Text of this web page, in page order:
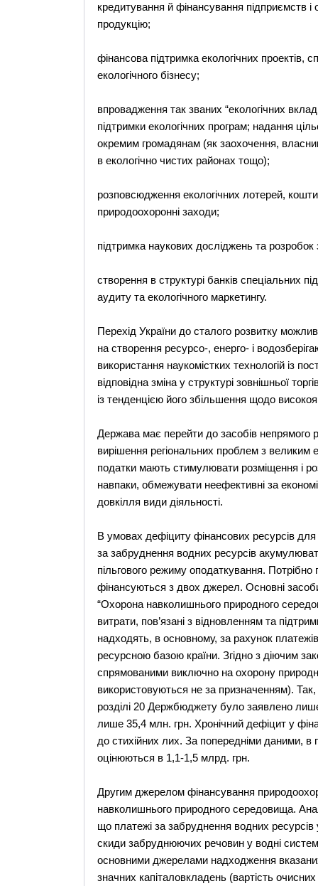
кредитування й фінансування підприємств і
продукцію;
фінансова підтримка екологічних
екологічного бізнесу;
впровадження так званих “екологічних
підтримки екологічних програм; надання
окремим громадянам (як заохочення,
в екологічно чистих районах тощо);
розповсюдження екологічних лотерей,
природоохоронні заходи;
підтримка наукових досліджень та
створення в структурі банків спеціальних
аудиту та екологічного маркетингу.
Перехід України до сталого розвитку
на створення ресурсо-, енерго- і
використання наукомістких технологій із
відповідна зміна у структурі зовнішньої
із тенденцією його збільшення щодо
Держава має перейти до засобів непрямого
вирішення регіональних проблем з великим
податки мають стимулювати розміщення і
навпаки, обмежувати неефективні за
довкілля види діяльності.
В умовах дефіциту фінансових ресурсів
за забруднення водних ресурсів
пільгового режиму оподаткування.
фінансуються з двох джерел. Основні
“Охорона навколишнього природного
витрати, пов’язані з відновленням та
надходять, в основному, за рахунок
ресурсною базою країни. Згідно з діючим
спрямованими виключно на охорону
використовуються не за призначенням). Так,
розділі 20 Держбюджету було заявлено
лише 35,4 млн. грн. Хронічний дефіцит у
до стихійних лих. За попередніми даними, в
оцінюються в 1,1-1,5 млрд. грн.
Другим джерелом фінансування
навколишнього природного середовища.
що платежі за забруднення водних ресурсів
скиди забруднюючих речовин у водні
основними джерелами надходження
значних капіталовкладень (вартість